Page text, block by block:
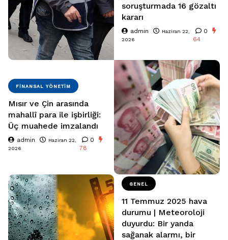
soruşturmada 16 gözaltı
kararı
admin
Haziran 22,
2026
0
64
FINANSAL YÖNETIM
Mısır ve Çin arasında
mahallî para ile işbirliği:
Üç muahede imzalandı
admin
Haziran 22,
2026
0
78
GENEL
11 Temmuz 2025 hava
durumu | Meteoroloji
duyurdu: Bir yanda
sağanak alarmı, bir